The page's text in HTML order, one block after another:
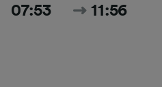
07:53 11:56